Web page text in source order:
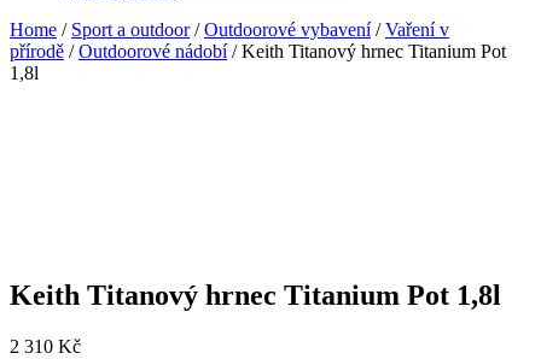
Home / Sport a outdoor/Outdoorové vybavení/Vaření v
přírodě /Outdoorové nádobí/ Keith Titanový hrnec Titanium Pot
1,8l
Keith Titanový hrnec Titanium Pot 1,8l
2 310 Kč